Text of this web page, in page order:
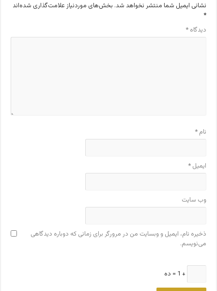
نشانی ایمیل شما منتشر نخواهد شد. بخش‌های موردنیاز علامت‌گذاری شده‌اند
*
دیدگاه*
نام*
ایمیل*
وب‌ سایت
ذخیره نام، ایمیل و وبسایت من در مرورگر برای زمانی که دوباره دیدگاهی
می‌نویسم.
+ 1 = ده